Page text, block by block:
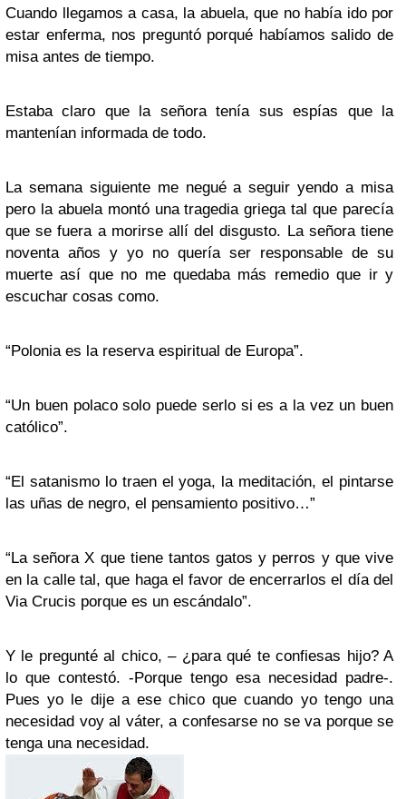
Cuando llegamos a casa, la abuela, que no había ido por
estar enferma, nos preguntó porqué habíamos salido de
misa antes de tiempo.
Estaba claro que la señora tenía sus espías que la
mantenían informada de todo.
La semana siguiente me negué a seguir yendo a misa
pero la abuela montó una tragedia griega tal que parecía
que se fuera a morirse allí del disgusto. La señora tiene
noventa años y yo no quería ser responsable de su
muerte así que no me quedaba más remedio que ir y
escuchar cosas como.
“Polonia es la reserva espiritual de Europa”.
“Un buen polaco solo puede serlo si es a la vez un buen
católico”.
“El satanismo lo traen el yoga, la meditación, el pintarse
las uñas de negro, el pensamiento positivo…”
“La señora X que tiene tantos gatos y perros y que vive
en la calle tal, que haga el favor de encerrarlos el día del
Via Crucis porque es un escándalo”.
Y le pregunté al chico, – ¿para qué te confiesas hijo? A
lo que contestó. -Porque tengo esa necesidad padre-.
Pues yo le dije a ese chico que cuando yo tengo una
necesidad voy al váter, a confesarse no se va porque se
tenga una necesidad.